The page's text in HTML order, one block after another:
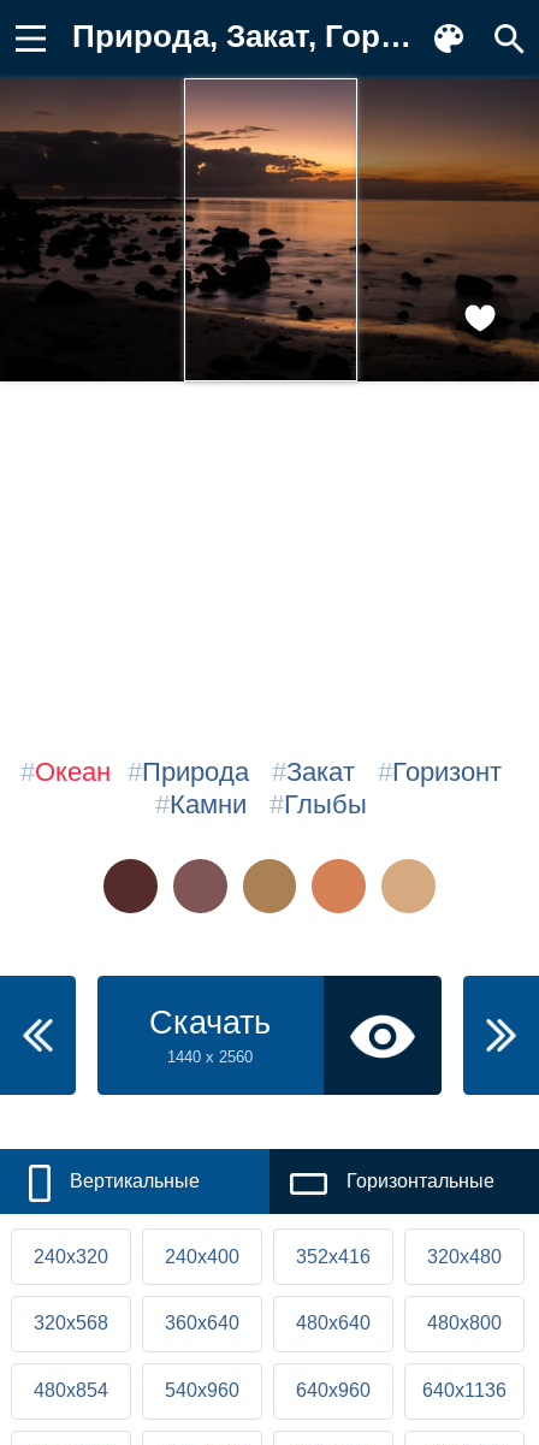
Природа, Закат, Горизонт, Камни, Глыбы Обои на телефон
#Океан #Природа #Закат #Горизонт
#Камни #Глыбы
Скачать
1440 x 2560
Вертикальные Горизонтальные
240x320 240x400 352x416 320x480
320x568 360x640 480x640 480x800
480x854 540x960 640x960 640x1136